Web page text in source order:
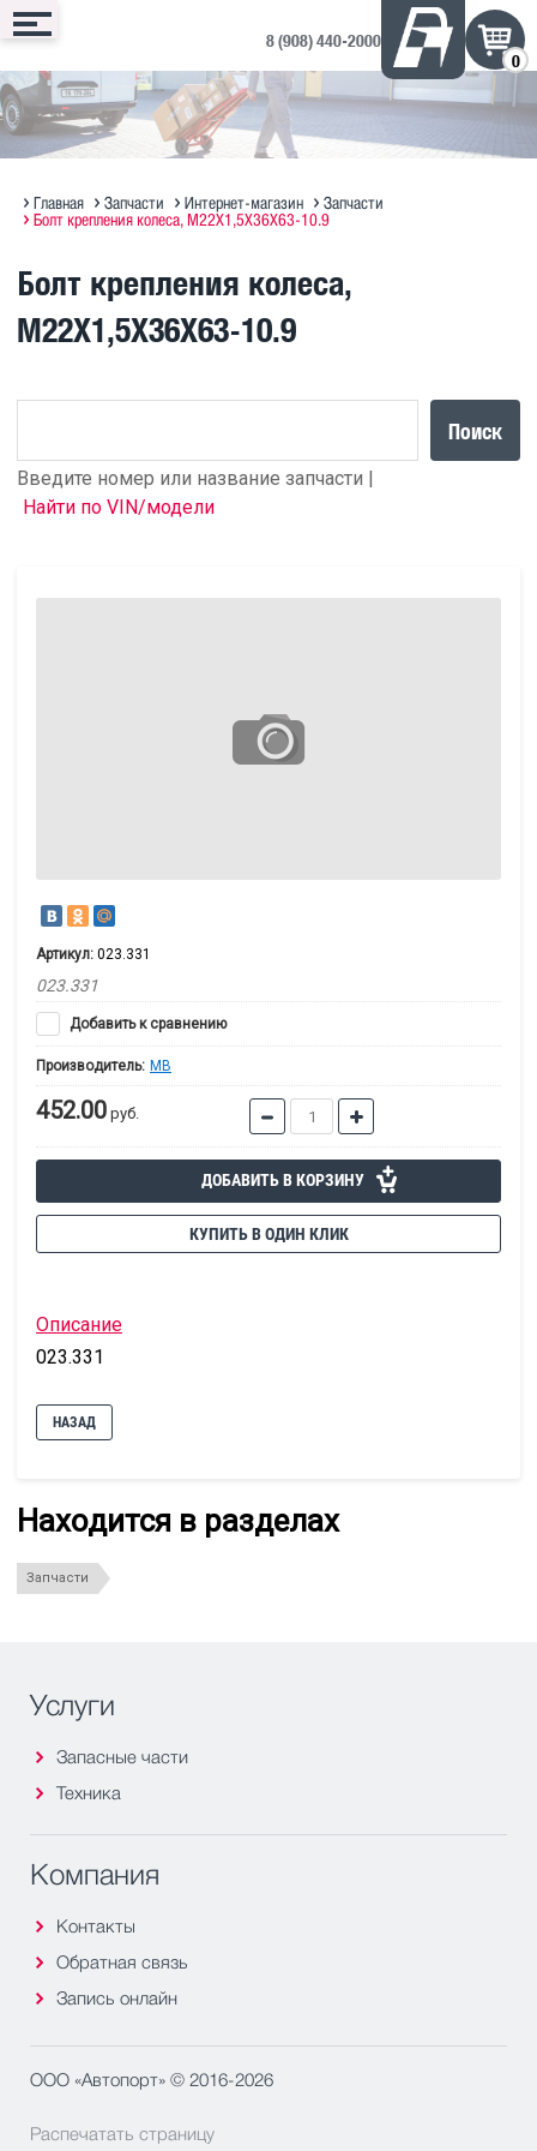
Сервис
Запись онлайн
Техническое обслуживание
Программирование блоков MAN
Запчасти
Интернет-магазин
Оригинальное масло MAN
Техника
Техника в продаже на ДРОМ ↗
Полезная информация по SITRAK
Доп. оборудование
Дополнительное оборудование
Контакты
Запись на сервис
Отзывы и предложения
8 (908) 440-2000
0
Главная Запчасти Интернет-магазин
Запчасти
Болт крепления колеса, M22X1,5X36X63-10.9
Болт крепления колеса,
M22X1,5X36X63-10.9
Поиск
Введите номер или название запчасти |
Найти по VIN/модели
Артикул: 023.331
023.331
Добавить к сравнению
Производитель: MB
452.00 руб.
ДОБАВИТЬ В КОРЗИНУ
КУПИТЬ В ОДИН КЛИК
Описание
023.331
НАЗАД
Находится в разделах
Запчасти
Услуги
Запасные части
Техника
Компания
Контакты
Обратная связь
Запись онлайн
ООО «Автопорт» © 2016-2026
Распечатать страницу